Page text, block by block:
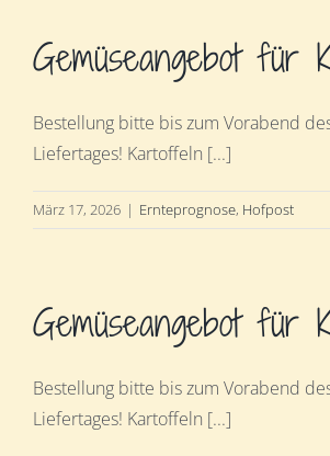
FAQ
Hofpost
Gemüseangebot für
Bestellung bitte bis zum Vorabend
Liefertages! Kartoffeln [...]
März 17, 2026 | Ernteprognose, Hofpost
Gemüseangebot für
Bestellung bitte bis zum Vorabend
Liefertages! Kartoffeln [...]